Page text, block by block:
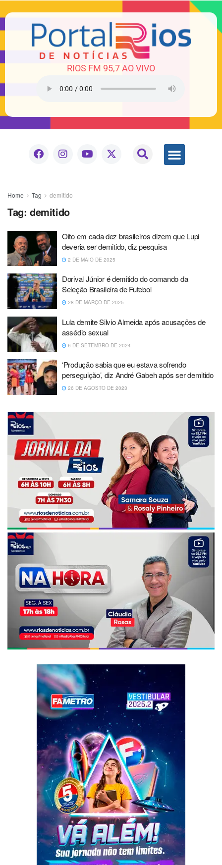
RIOS FM 95,7 AO VIVO
Home Tag demitido
Tag: demitido
Oito em cada dez brasileiros dizem que Lupi
deveria ser demitido, diz pesquisa
2 DE MAIO DE 2025
Dorival Júnior é demitido do comando da
Seleção Brasileira de Futebol
28 DE MARÇO DE 2025
Lula demite Silvio Almeida após acusações de
assédio sexual
6 DE SETEMBRO DE 2024
‘Produção sabia que eu estava sofrendo
perseguição’, diz André Gabeh após ser demitido
26 DE AGOSTO DE 2023